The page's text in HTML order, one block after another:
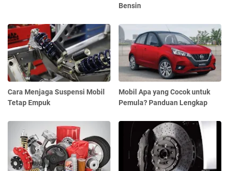
Bensin
Cara Menjaga Suspensi Mobil
Tetap Empuk
Mobil Apa yang Cocok untuk
Pemula? Panduan Lengkap